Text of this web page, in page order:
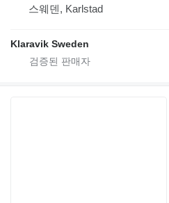
스웨덴, Karlstad
Klaravik Sweden